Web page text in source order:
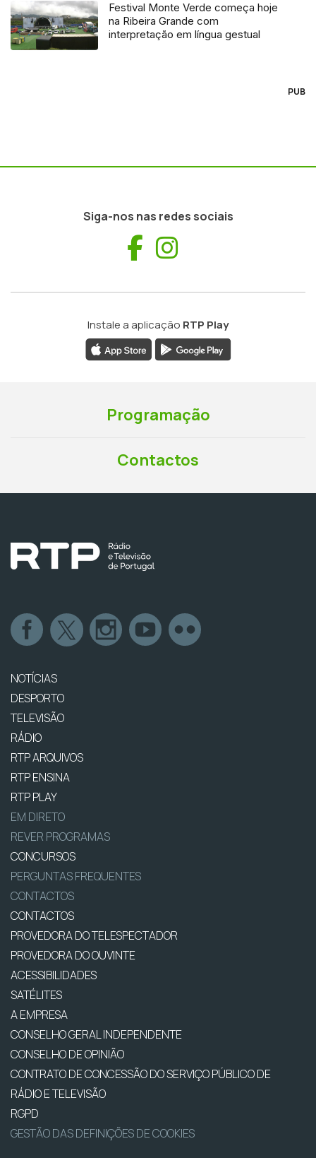
Festival Monte Verde começa hoje
na Ribeira Grande com
interpretação em língua gestual
PUB
Siga-nos nas redes sociais
Facebook
Instale a aplicação RTP Play
Programação
Contactos
NOTÍCIAS
DESPORTO
TELEVISÃO
RÁDIO
RTP ARQUIVOS
RTP ENSINA
RTP PLAY
EM DIRETO
REVER PROGRAMAS
CONCURSOS
PERGUNTAS FREQUENTES
CONTACTOS
CONTACTOS
PROVEDORA DO TELESPECTADOR
PROVEDORA DO OUVINTE
ACESSIBILIDADES
SATÉLITES
A EMPRESA
CONSELHO GERAL INDEPENDENTE
CONSELHO DE OPINIÃO
CONTRATO DE CONCESSÃO DO SERVIÇO PÚBLICO DE
RÁDIO E TELEVISÃO
RGPD
GESTÃO DAS DEFINIÇÕES DE COOKIES